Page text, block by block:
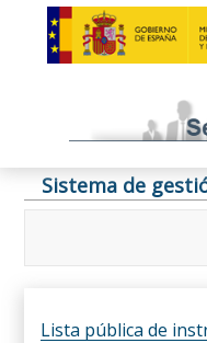
Sistema de
Lista pública de